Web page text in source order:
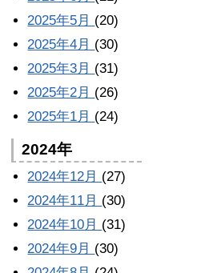
2025年5月 (20)
2025年4月 (30)
2025年3月 (31)
2025年2月 (26)
2025年1月 (24)
2024年
2024年12月 (27)
2024年11月 (30)
2024年10月 (31)
2024年9月 (30)